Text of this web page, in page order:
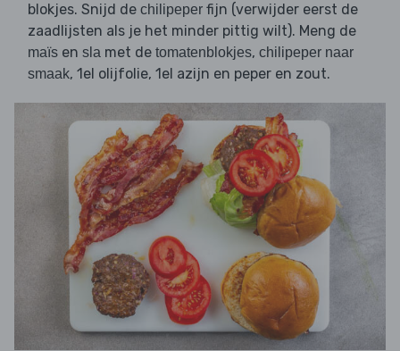
blokjes. Snijd de chilipeper fijn (verwijder eerst de
zaadlijsten als je het minder pittig wilt). Meng de
maïs en sla met de tomatenblokjes, chilipeper naar
smaak, 1el olijfolie, 1el azijn en peper en zout.